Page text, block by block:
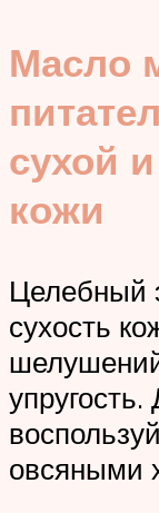
Масло
сухой
кожи
Целебный
сухость
упругость.
овсяными